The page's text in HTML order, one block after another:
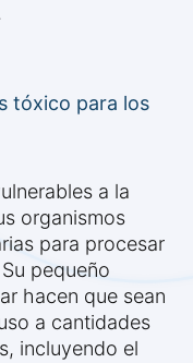
tóxico para los
a la
organismos
para procesar
pequeño
hacen que sean
a cantidades
incluyendo el